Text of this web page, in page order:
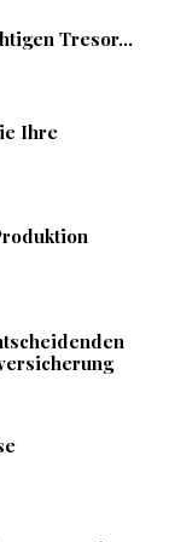
Tresor...
Ihre